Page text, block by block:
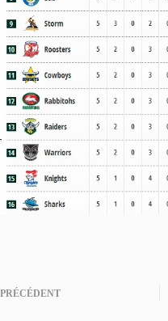
PRÉCÉDENT